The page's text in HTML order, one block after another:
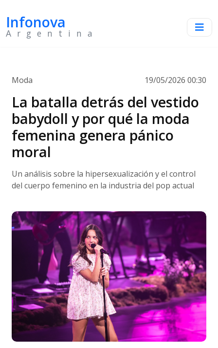
Infonova
Argentina
Moda 19/05/2026 00:30
La batalla detrás del vestido
babydoll y por qué la moda
femenina genera pánico
moral
Un análisis sobre la hipersexualización y el control
del cuerpo femenino en la industria del pop actual